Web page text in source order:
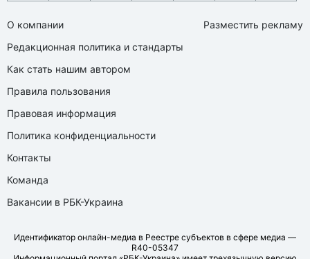
О компании
Редакционная политика и стандарты
Как стать нашим автором
Правила пользования
Правовая информация
Политика конфиденциальности
Контакты
Команда
Вакансии в РБК-Украина
Разместить рекламу
Идентификатор онлайн-медиа в Реестре субъектов в сфере медиа —
R40-05347